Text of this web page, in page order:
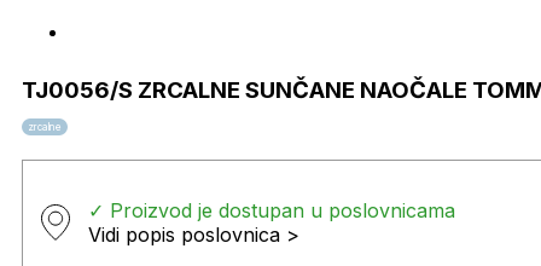
TJ0056/S ZRCALNE SUNČANE NAOČALE
zrcalne
✓ Proizvod je dostupan u poslovnicama
Vidi popis poslovnica >